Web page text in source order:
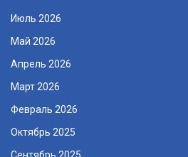
Июль 2026
Май 2026
Апрель 2026
Март 2026
Февраль 2026
Октябрь 2025
Сентябрь 2025